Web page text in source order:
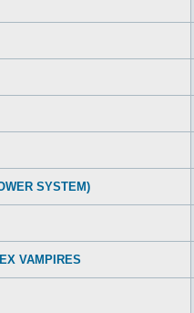
SYSTEM)
VAMPIRES